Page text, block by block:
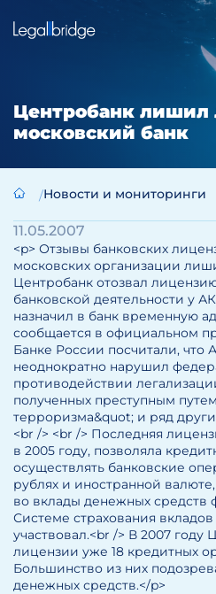
Центробанк лишил
московский банк
Новости и мониторинги
11.05.2007
<p> Отзывы банковских
московских организации
Центробанк отозвал
банковской деятельности у
назначил в банк временную
сообщается в официальном
Банке России посчитали, что
неоднократно нарушил
противодействии
полученных преступным
терроризма&quot; и ряд
<br /> <br /> Последняя
в 2005 году, позволяла
осуществлять банковские
рублях и иностранной
во вклады денежных средств
Системе страхования
участвовал.<br /> В 2007
лицензии уже 18 кредитных
Большинство из них
денежных средств.</p>